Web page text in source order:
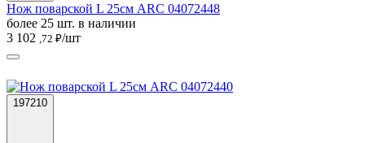
Нож поварской L 25см ARC 04072448
более 25 шт. в наличии
3 102 ,72 ₽/шт
197210